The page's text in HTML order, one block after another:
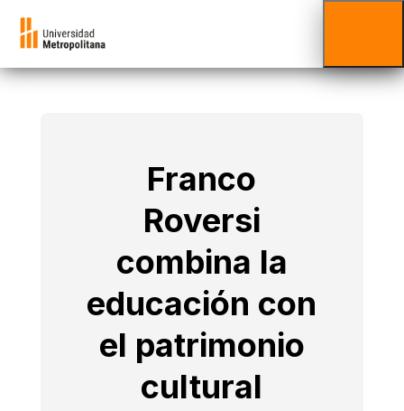
Franco
Roversi
combina la
educación con
el patrimonio
cultural